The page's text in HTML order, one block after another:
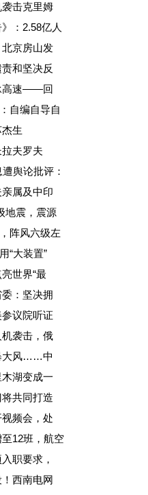
击克里姆
：2.58亿人
京房山发
和坚决反
高速——回
自编自导自
生
夫罗夫
舆论批评：
属及中印
地震，震源
阵风六级左
“大装置”
世界“最
：坚决拥
议院听证
袭击，俄
大风……中
湖变成一
共同打造
频会，处
12班，航空
职要求，
西南电网